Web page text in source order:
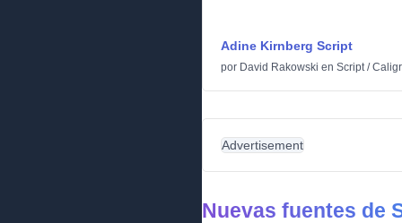
Adine Kirnberg Script
por David Rakowski en Script/
Advertisement
Nuevas fuentes de